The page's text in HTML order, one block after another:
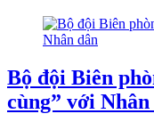
Bộ đội Biên
cùng” với Nhân